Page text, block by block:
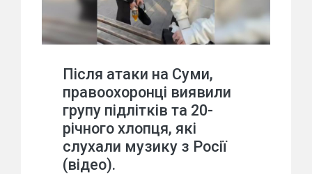
Після атаки на Суми,
правоохоронці виявили
групу підлітків та 20-
річного хлопця, які
слухали музику з Росії
(відео).